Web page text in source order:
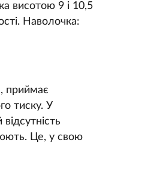
висотою 9 і 10,5
Наволочка:
приймає
тиску. У
Це, у свою